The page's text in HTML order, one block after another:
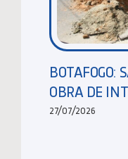
BOTAFOGO:
OBRA DE
27/07/2026